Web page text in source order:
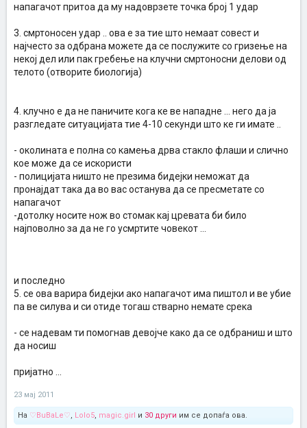
напагачот притоа да му надоврзете точка број 1 удар
3. смртоносен удар .. ова е за тие што немаат совест и
најчесто за одбрана можете да се послужите со гризење на
некој дел или пак гребење на клучни смртоносни делови од
телото (отворите биологија)
4. клучно е да не паничите кога ке ве нападне ... него да ја
разгледате ситуацијата тие 4-10 секунди што ке ги имате ..
- околината е полна со камења дрва стакло флаши и слично
кое може да се искористи
- полицијата ништо не презима бидејки неможат да
пронајдат така да во вас останува да се пресметате со
напагачот
-дотолку носите нож во стомак кај цревата би било
најповолно за да не го усмртите човекот ...
и последно
5. се ова варира бидејки ако напагачот има пиштол и ве убие
па ве силува и си отиде тогаш стварно немате срека
- се надевам ти помогнав девојче како да се одбраниш и што
да носиш
пријатно ...
23 мај 2011
На ♡BuBaLe♡, Lolo5, magic.girl и 30 други им се допаѓа ова.